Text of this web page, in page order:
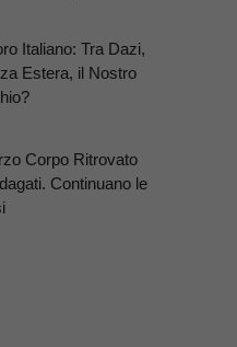
Italiano: Tra Dazi,
Estera, il Nostro
Corpo Ritrovato
Continuano le